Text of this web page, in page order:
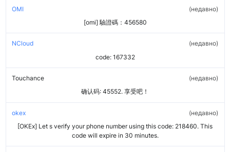
OMI
[omi] 驗證碼：456580
недавно
NCloud
code: 167332
недавно
Touchance
确认码: 45552. 享受吧！
недавно
okex
[OKEx] Let s verify your phone number using this code: 218460. This
code will expire in 30 minutes.
недавно